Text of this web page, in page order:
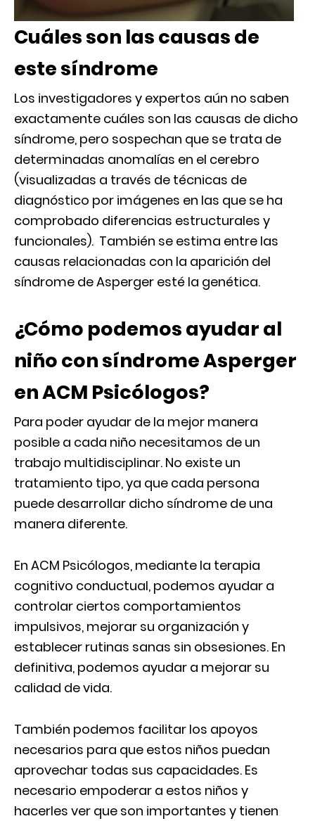
Cuáles son las causas de
este síndrome
Los investigadores y expertos aún no saben
exactamente cuáles son las causas de dicho
síndrome, pero sospechan que se trata de
determinadas anomalías en el cerebro
(visualizadas a través de técnicas de
diagnóstico por imágenes en las que se ha
comprobado diferencias estructurales y
funcionales). También se estima entre las
causas relacionadas con la aparición del
síndrome de Asperger esté la genética.
¿Cómo podemos ayudar al
niño con síndrome Asperger
en ACM Psicólogos?
Para poder ayudar de la mejor manera
posible a cada niño necesitamos de un
trabajo multidisciplinar. No existe un
tratamiento tipo, ya que cada persona
puede desarrollar dicho síndrome de una
manera diferente.
En ACM Psicólogos, mediante la terapia
cognitivo conductual, podemos ayudar a
controlar ciertos comportamientos
impulsivos, mejorar su organización y
establecer rutinas sanas sin obsesiones. En
definitiva, podemos ayudar a mejorar su
calidad de vida.
También podemos facilitar los apoyos
necesarios para que estos niños puedan
aprovechar todas sus capacidades. Es
necesario empoderar a estos niños y
hacerles ver que son importantes y tienen